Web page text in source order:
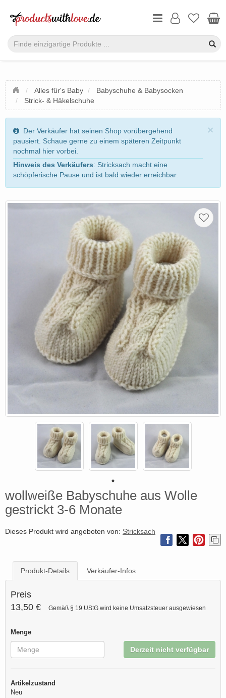
Alles für's Baby
Babyschuhe & Babysocken
Strick- & Häkelschuhe
×
Der Verkäufer hat seinen Shop vorübergehend
pausiert. Schaue gerne zu einem späteren Zeitpunkt
nochmal hier vorbei.
Hinweis des Verkäufers: Stricksach macht eine
schöpferische Pause und ist bald wieder erreichbar.
wollweiße Babyschuhe aus Wolle
gestrickt 3-6 Monate
Dieses Produkt wird angeboten von: Stricksach
Produkt-Details Verkäufer-Infos
Preis
13,50 €
Gemäß § 19 UStG wird keine Umsatzsteuer ausgewiesen
Menge
Derzeit nicht verfügbar
Artikelzustand
Neu